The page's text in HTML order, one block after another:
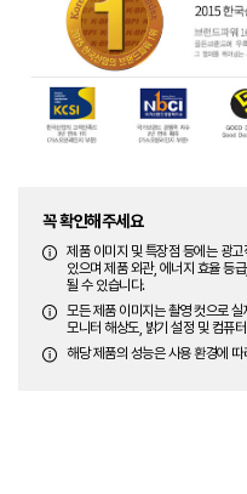
꼭 확인해주세요
제품 이미지 및 특장점 등에는 광
있으며 제품 외관, 에너지 효율 등
될 수 있습니다.
모든 제품 이미지는 촬영 컷으로
모니터 해상도, 밝기 설정 및 컴퓨
해당 제품의 성능은 사용 환경에